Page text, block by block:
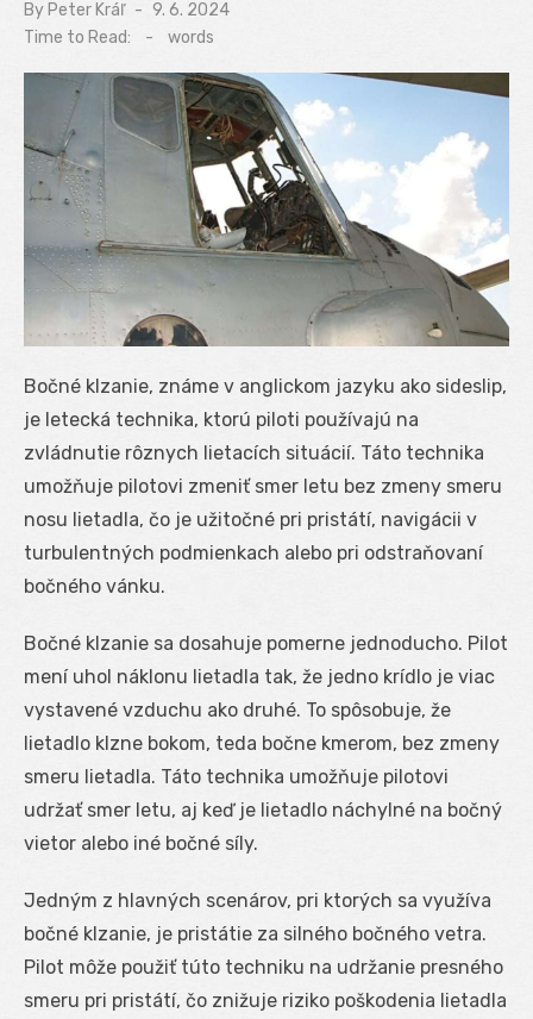
By Peter Kráľ
Posted
on
9. 6. 2024
Time to Read:
- words
Bočné klzanie, známe v anglickom jazyku ako sideslip,
je letecká technika, ktorú piloti používajú na
zvládnutie rôznych lietacích situácií. Táto technika
umožňuje pilotovi zmeniť smer letu bez zmeny smeru
nosu lietadla, čo je užitočné pri pristátí, navigácii v
turbulentných podmienkach alebo pri odstraňovaní
bočného vánku.
Bočné klzanie sa dosahuje pomerne jednoducho. Pilot
mení uhol náklonu lietadla tak, že jedno krídlo je viac
vystavené vzduchu ako druhé. To spôsobuje, že
lietadlo klzne bokom, teda bočne kmerom, bez zmeny
smeru lietadla. Táto technika umožňuje pilotovi
udržať smer letu, aj keď je lietadlo náchylné na bočný
vietor alebo iné bočné síly.
Jedným z hlavných scenárov, pri ktorých sa využíva
bočné klzanie, je pristátie za silného bočného vetra.
Pilot môže použiť túto techniku na udržanie presného
smeru pri pristátí, čo znižuje riziko poškodenia lietadla